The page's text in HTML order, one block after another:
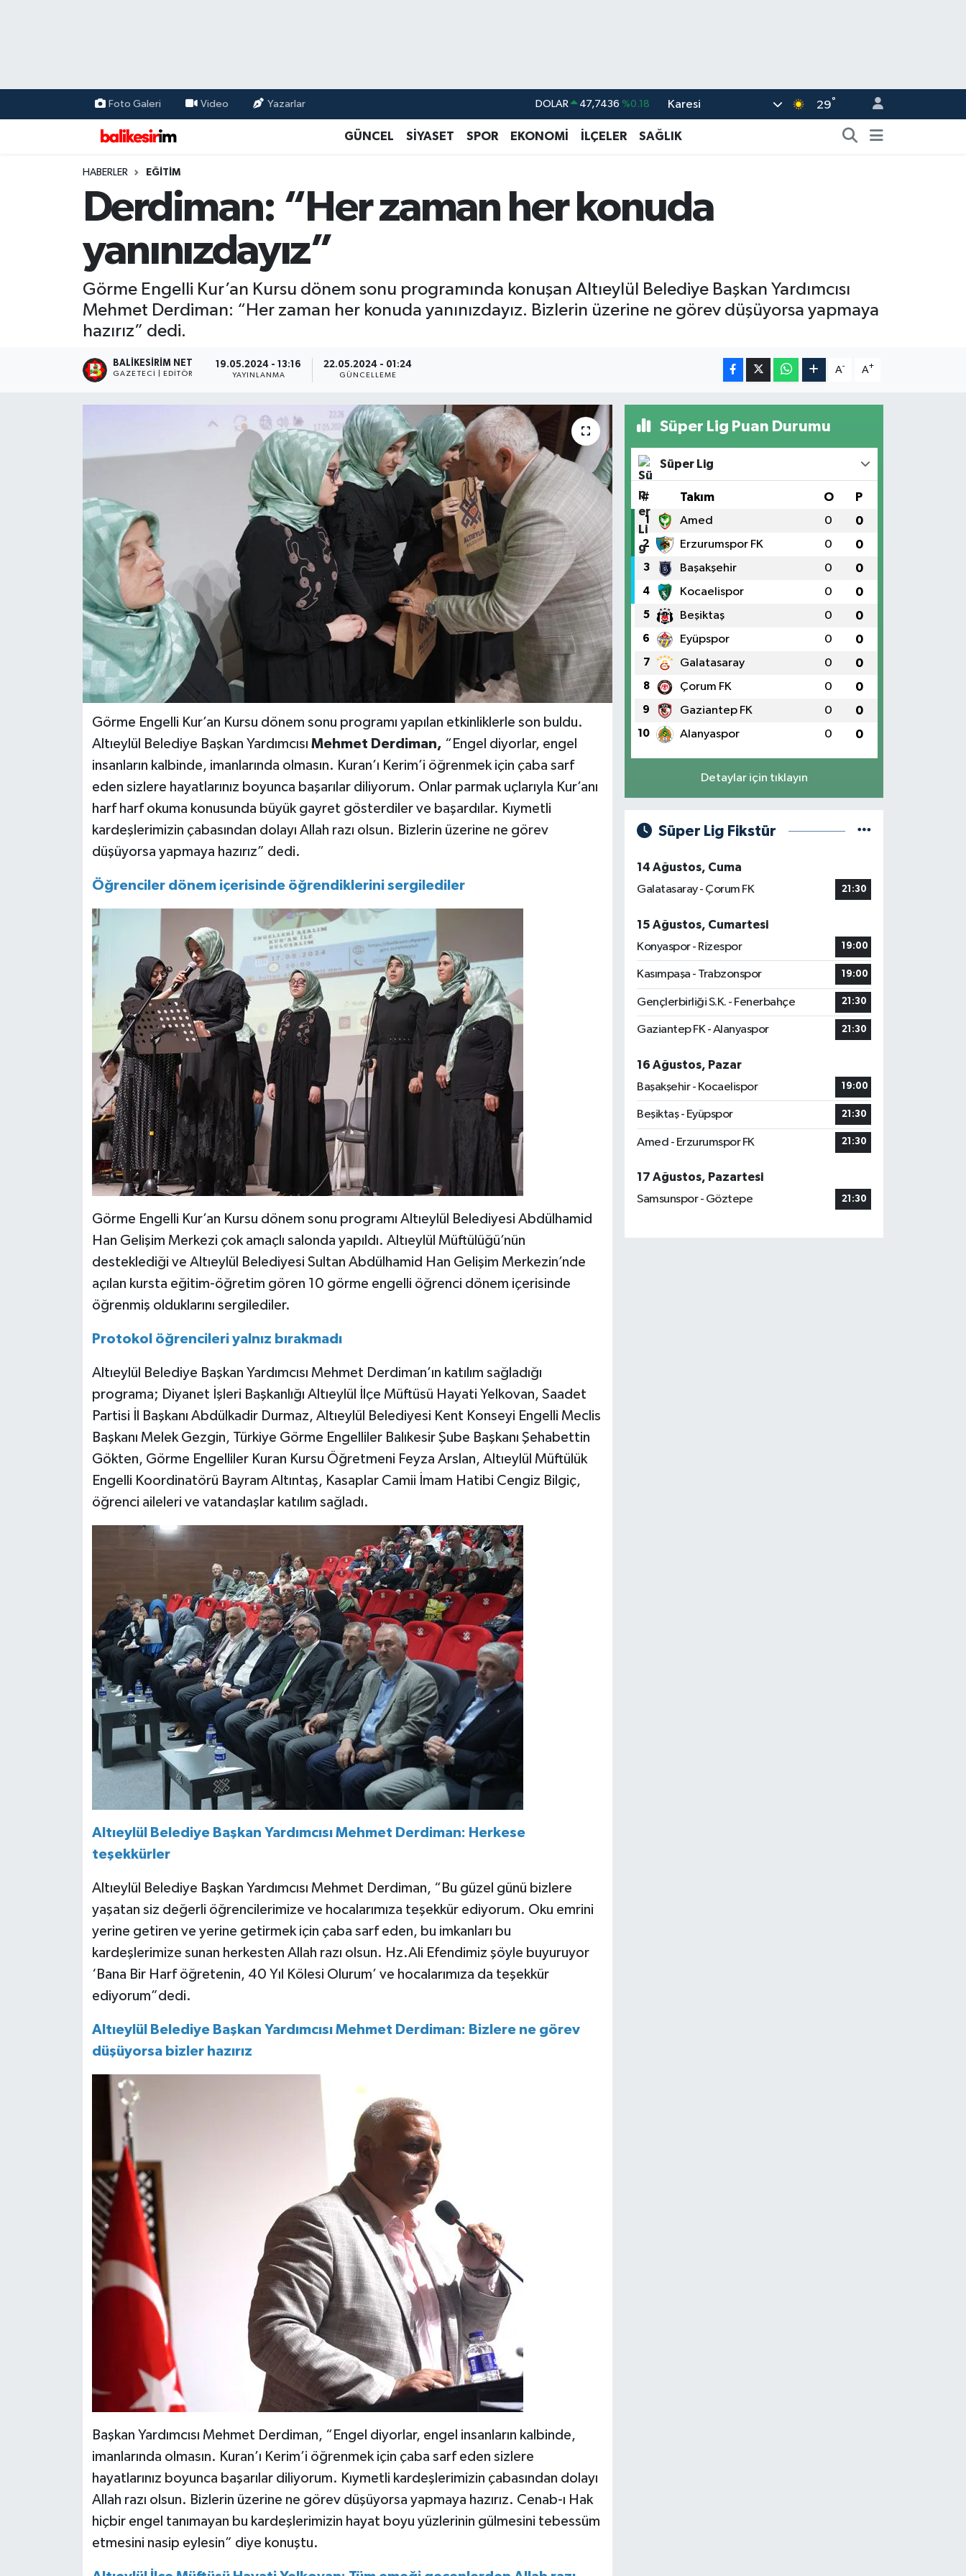
Foto Galeri Video Yazarlar DOLAR 47,7436 %0.18
EURO 55,2510 %0.32
BİST100 13.779 %-14
Karesi 29°
GÜNCEL SİYASET SPOR EKONOMİ İLÇELER SAĞLIK
HABERLER EĞİTİM
Derdiman: “Her zaman her konuda
yanınızdayız”
Görme Engelli Kur’an Kursu dönem sonu programında konuşan Altıeylül Belediye Başkan Yardımcısı
Mehmet Derdiman: “Her zaman her konuda yanınızdayız. Bizlerin üzerine ne görev düşüyorsa yapmaya
hazırız” dedi.
BALIKESIRIM NET
GAZETECI | EDITÖR
19.05.2024 - 13:16
YAYINLANMA
22.05.2024 - 01:24
GÜNCELLEME
A- A+
Görme Engelli Kur’an Kursu dönem sonu programı yapılan etkinliklerle son buldu.
Altıeylül Belediye Başkan Yardımcısı Mehmet Derdiman, “Engel diyorlar, engel
insanların kalbinde, imanlarında olmasın. Kuran’ı Kerim’i öğrenmek için çaba sarf
eden sizlere hayatlarınız boyunca başarılar diliyorum. Onlar parmak uçlarıyla Kur’anı
harf harf okuma konusunda büyük gayret gösterdiler ve başardılar. Kıymetli
kardeşlerimizin çabasından dolayı Allah razı olsun. Bizlerin üzerine ne görev
düşüyorsa yapmaya hazırız” dedi.
Öğrenciler dönem içerisinde öğrendiklerini sergilediler
Görme Engelli Kur’an Kursu dönem sonu programı Altıeylül Belediyesi Abdülhamid
Han Gelişim Merkezi çok amaçlı salonda yapıldı. Altıeylül Müftülüğü’nün
desteklediği ve Altıeylül Belediyesi Sultan Abdülhamid Han Gelişim Merkezin’nde
açılan kursta eğitim-öğretim gören 10 görme engelli öğrenci dönem içerisinde
öğrenmiş olduklarını sergilediler.
Protokol öğrencileri yalnız bırakmadı
Altıeylül Belediye Başkan Yardımcısı Mehmet Derdiman’ın katılım sağladığı
programa; Diyanet İşleri Başkanlığı Altıeylül İlçe Müftüsü Hayati Yelkovan, Saadet
Partisi İl Başkanı Abdülkadir Durmaz, Altıeylül Belediyesi Kent Konseyi Engelli Meclis
Başkanı Melek Gezgin, Türkiye Görme Engelliler Balıkesir Şube Başkanı Şehabettin
Gökten, Görme Engelliler Kuran Kursu Öğretmeni Feyza Arslan, Altıeylül Müftülük
Engelli Koordinatörü Bayram Altıntaş, Kasaplar Camii İmam Hatibi Cengiz Bilgiç,
öğrenci aileleri ve vatandaşlar katılım sağladı.
Altıeylül Belediye Başkan Yardımcısı Mehmet Derdiman: Herkese
teşekkürler
Altıeylül Belediye Başkan Yardımcısı Mehmet Derdiman, “Bu güzel günü bizlere
yaşatan siz değerli öğrencilerimize ve hocalarımıza teşekkür ediyorum. Oku emrini
yerine getiren ve yerine getirmek için çaba sarf eden, bu imkanları bu
kardeşlerimize sunan herkesten Allah razı olsun. Hz.Ali Efendimiz şöyle buyuruyor
‘Bana Bir Harf öğretenin, 40 Yıl Kölesi Olurum’ ve hocalarımıza da teşekkür
ediyorum”dedi.
Altıeylül Belediye Başkan Yardımcısı Mehmet Derdiman: Bizlere ne görev
düşüyorsa bizler hazırız
Başkan Yardımcısı Mehmet Derdiman, “Engel diyorlar, engel insanların kalbinde,
imanlarında olmasın. Kuran’ı Kerim’i öğrenmek için çaba sarf eden sizlere
hayatlarınız boyunca başarılar diliyorum. Kıymetli kardeşlerimizin çabasından dolayı
Allah razı olsun. Bizlerin üzerine ne görev düşüyorsa yapmaya hazırız. Cenab-ı Hak
hiçbir engel tanımayan bu kardeşlerimizin hayat boyu yüzlerinin gülmesini tebessüm
etmesini nasip eylesin” diye konuştu.
Süper Lig Puan Durumu
Süper Lig
# Takım O P
1 Amed 0 0
2 Erzurumspor FK 0 0
3 Başakşehir 0 0
4 Kocaelispor 0 0
5 Beşiktaş 0 0
6 Eyüpspor 0 0
7 Galatasaray 0 0
8 Çorum FK 0 0
9 Gaziantep FK 0 0
10 Alanyaspor 0 0
Detaylar için tıklayın
Süper Lig Fikstür
14 Ağustos, Cuma
Galatasaray - Çorum FK
21:30
15 Ağustos, Cumartesi
Konyaspor - Rizespor
19:00
Kasımpaşa - Trabzonspor 19:00
Gençlerbirliği S.K. - Fenerbahçe 21:30
Gaziantep FK - Alanyaspor 21:30
16 Ağustos, Pazar
Başakşehir - Kocaelispor
19:00
Beşiktaş - Eyüpspor 21:30
Amed - Erzurumspor FK 21:30
17 Ağustos, Pazartesi
Samsunspor - Göztepe
21:30